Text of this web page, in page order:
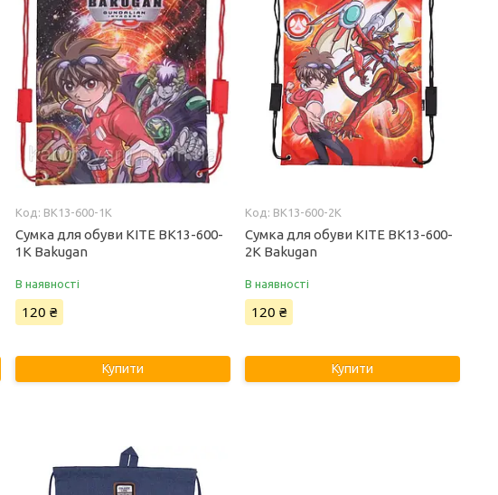
BK13-600-1K
Сумка для обуви KITE BK13-600-
1K Bakugan
В наявності
120 ₴
Купити
BK13-600-2K
Сумка для обуви KITE BK13-600-
2K Bakugan
В наявності
120 ₴
Купити